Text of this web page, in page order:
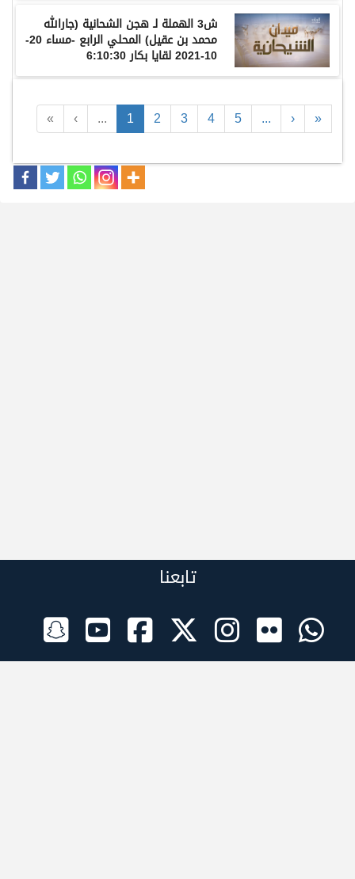
« ‹ ... 1 2 3 4 5 ... › »
ش3 الهملة لـ هجن الشحانية (جارالله
محمد بن عقيل ) المحلي الرابع -مساء 20-
10-2021 لقايا بكار 6:10:30
تابعنا